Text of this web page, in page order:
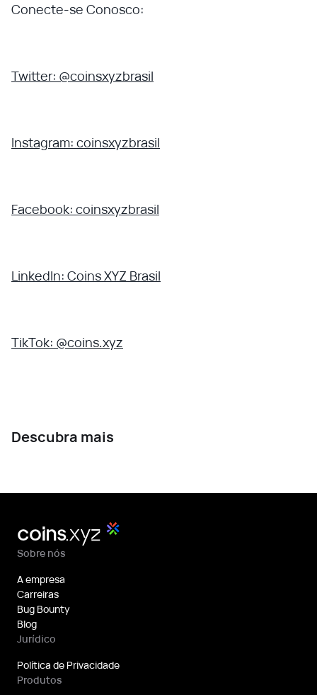
Conecte-se Conosco:
Twitter: @coinsxyzbrasil
Instagram: coinsxyzbrasil
Facebook: coinsxyzbrasil
LinkedIn: Coins XYZ Brasil
TikTok: @coins.xyz
Descubra mais
Sobre nós
A empresa
Carreiras
Bug Bounty
Blog
Jurídico
Política de Privacidade
Produtos